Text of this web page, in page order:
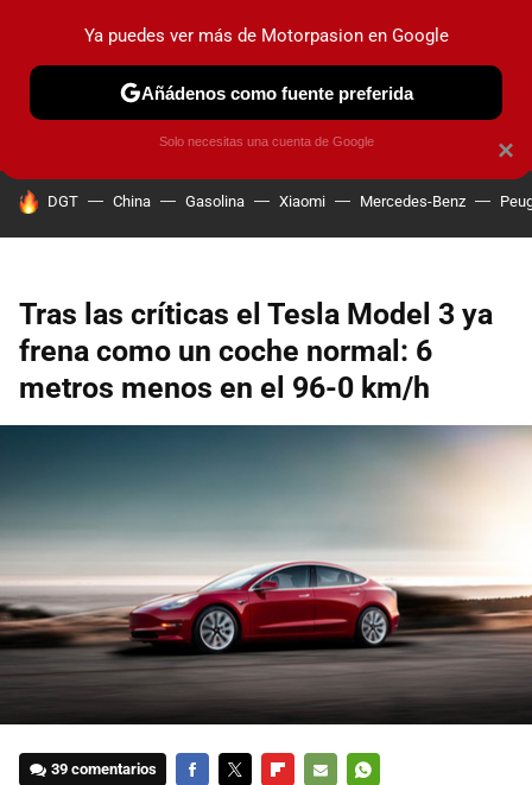
PRUEBAS COCHES ELÉCTRICOS OBSERVATORIO
HOY SE HABLA DE
DGT China Gasolina Xiaomi Mercedes-Benz
Tras las críticas el Tesla Model 3 ya
frena como un coche normal: 6
metros menos en el 96-0 km/h
39 comentarios
×
Ya puedes ver más de Motorpasion en Google
Añádenos como fuente preferida
Solo necesitas una cuenta de Google